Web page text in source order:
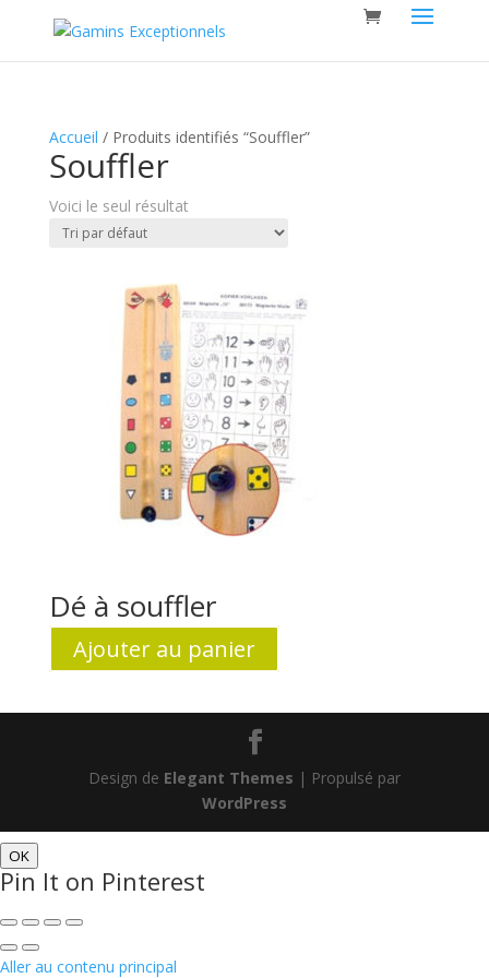
Accueil / Produits identifiés “Souffler”
Souffler
Voici le seul résultat
Dé à souffler
Ajouter au panier
Design de Elegant Themes | Propulsé par
WordPress
OK
Pin It on Pinterest
Aller au contenu principal